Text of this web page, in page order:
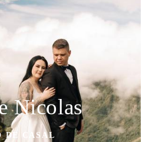
Nicolas
DE CASAL